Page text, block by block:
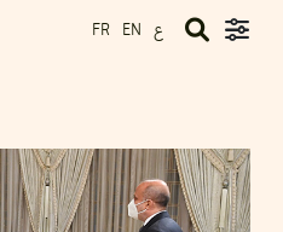
FR EN ع